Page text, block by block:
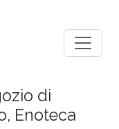
di
Enoteca